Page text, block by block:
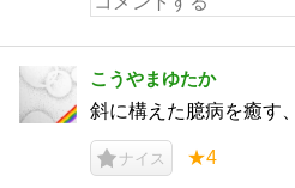
こうやまゆたか
斜に構えた臆病を癒す
ナイス ★4